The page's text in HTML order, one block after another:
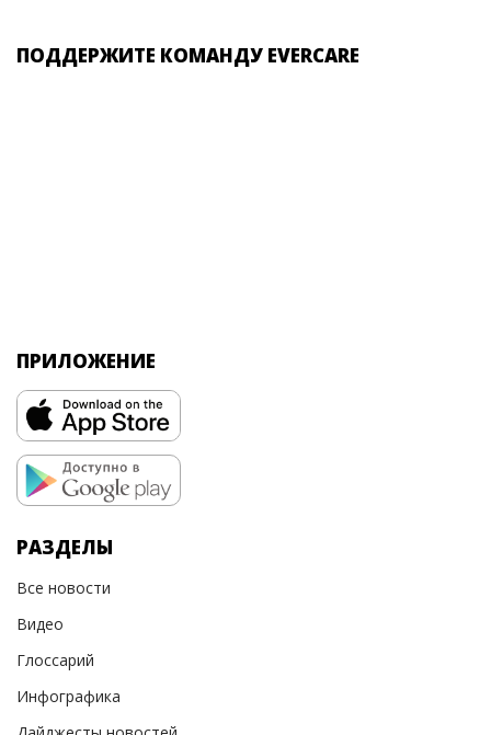
ПОДДЕРЖИТЕ КОМАНДУ EVERCARE
ПРИЛОЖЕНИЕ
РАЗДЕЛЫ
Все новости
Видео
Глоссарий
Инфографика